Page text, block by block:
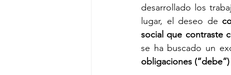
desarrollado los
lugar, el deseo de
social que contraste
se ha buscado un
obligaciones